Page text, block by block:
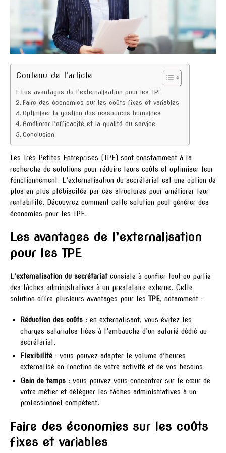
Contenu de l'article
Les avantages de l’externalisation pour les TPE
Faire des économies sur les coûts fixes et variables
Optimiser la gestion des ressources humaines
Améliorer l’efficacité et la qualité du service
Conclusion
Les Très Petites Entreprises (TPE) sont constamment à la
recherche de solutions pour réduire leurs coûts et optimiser leur
fonctionnement. L’externalisation du secrétariat est une option de
plus en plus plébiscitée par ces structures pour améliorer leur
rentabilité. Découvrez comment cette solution peut générer des
économies pour les TPE.
Les avantages de l’externalisation
pour les TPE
L’externalisation du secrétariatconsiste à confier tout ou partie
des tâches administratives à un prestataire externe. Cette
solution offre plusieurs avantages pour lesTPE, notamment :
Réduction des coûts : en externalisant, vous évitez les
charges salariales liées à l’embauche d’un salarié dédié au
secrétariat.
Flexibilité : vous pouvez adapter le volume d’heures
externalisé en fonction de votre activité et de vos besoins.
Gain de temps : vous pouvez vous concentrer sur le cœur de
votre métier et déléguer les tâches administratives à un
professionnel compétent.
Faire des économies sur les coûts
fixes et variables